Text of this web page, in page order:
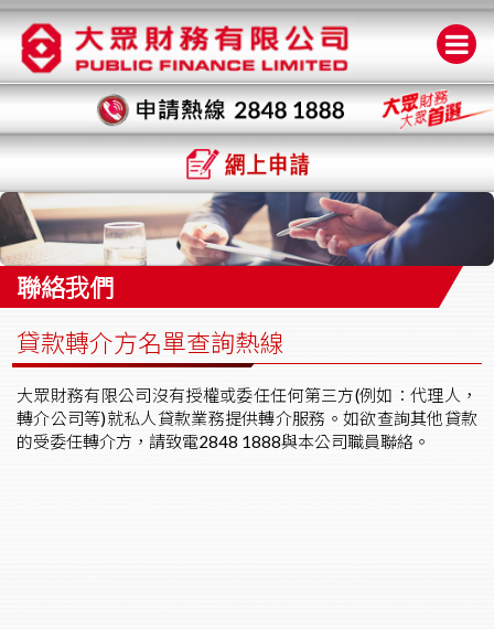
聯絡我們
貸款轉介方名單查詢熱線
大眾財務有限公司沒有授權或委任任何第三方(例如：代理人，
轉介公司等)就私人貸款業務提供轉介服務。如欲查詢其他貸款
的受委任轉介方，請致電2848 1888與本公司職員聯絡。